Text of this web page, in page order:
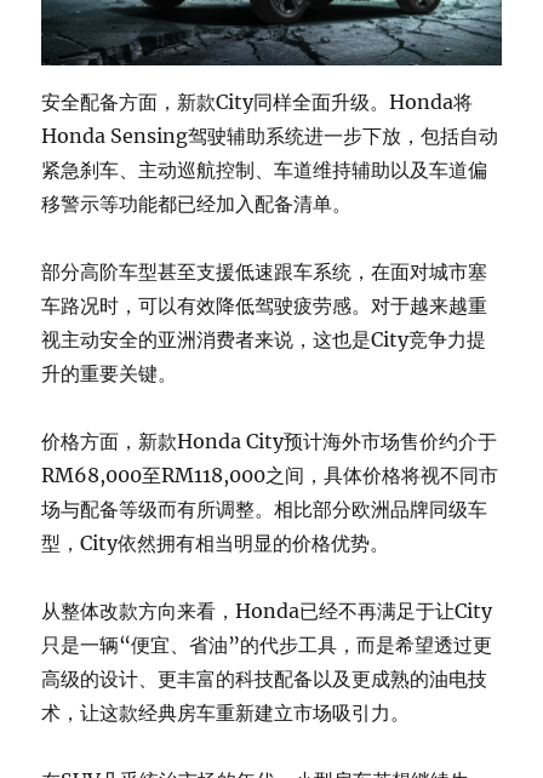
安全配备方面，新款City同样全面升级。Honda将
Honda Sensing驾驶辅助系统进一步下放，包括自动
紧急刹车、主动巡航控制、车道维持辅助以及车道偏
移警示等功能都已经加入配备清单。
部分高阶车型甚至支援低速跟车系统，在面对城市塞
车路况时，可以有效降低驾驶疲劳感。对于越来越重
视主动安全的亚洲消费者来说，这也是City竞争力提
升的重要关键。
价格方面，新款Honda City预计海外市场售价约介于
RM68,000至RM118,000之间，具体价格将视不同市
场与配备等级而有所调整。相比部分欧洲品牌同级车
型，City依然拥有相当明显的价格优势。
从整体改款方向来看，Honda已经不再满足于让City
只是一辆“便宜、省油”的代步工具，而是希望透过更
高级的设计、更丰富的科技配备以及更成熟的油电技
术，让这款经典房车重新建立市场吸引力。